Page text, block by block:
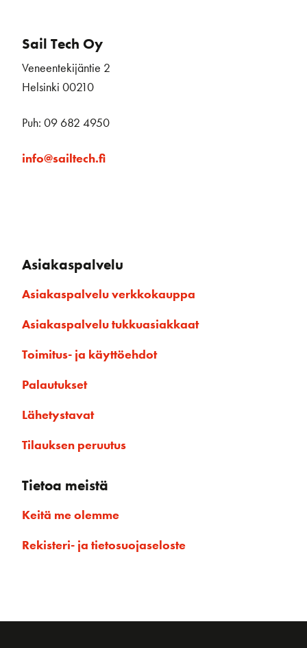
Sail Tech Oy
Veneentekijäntie 2
Helsinki 00210
Puh: 09 682 4950
info@sailtech.fi
Asiakaspalvelu
Asiakaspalvelu verkkokauppa
Asiakaspalvelu tukkuasiakkaat
Toimitus- ja käyttöehdot
Palautukset
Lähetystavat
Tilauksen peruutus
Tietoa meistä
Keitä me olemme
Rekisteri- ja tietosuojaseloste